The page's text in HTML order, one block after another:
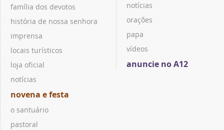
família dos devotos
história de nossa senhora
imprensa
locais turísticos
loja oficial
notícias
novena e festa
o santuário
pastoral
notícias
orações
papa
vídeos
anuncie no A12